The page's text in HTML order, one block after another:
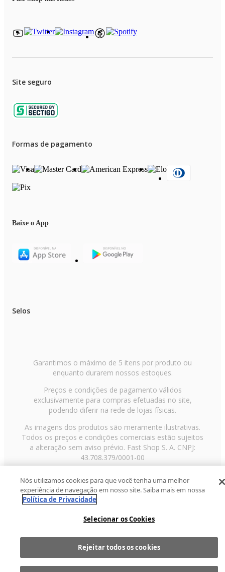
Site seguro
Formas de pagamento
Baixe o App
Selos
Garantimos o máximo de 5 itens por produto ou
enquanto durarem nossos estoques.
Preços e condições de pagamento válidos
exclusivamente para compras efetuadas no site,
podendo diferir na rede de lojas físicas.
As imagens dos produtos são meramente ilustrativas.
Todos os preços e condições comerciais estão sujeitos
a alteração sem aviso prévio. Fast Shop S. A. CNPJ:
43.708.379/0001-00
Paulo/SP, CEP 02029-001, Telefone: 11 3003-3728 ©
2013 Fast Shop - Todos os direitos reservadosRF
Nós utilizamos cookies para que você tenha uma melhor
experiência de navegação em nosso site. Saiba mais em nossa
Política de Privacidade
Selecionar os Cookies
Rejeitar todos os cookies